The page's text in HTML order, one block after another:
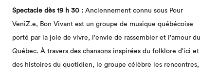
Spectacle dès 19 h 30 : Anciennement connu sous Pour
VeniZ.e, Bon Vivant est un groupe de musique québécoise
porté par la joie de vivre, l'envie de rassembler et l'amour du
Québec. À travers des chansons inspirées du folklore d'ici et
des histoires du quotidien, le groupe célèbre les rencontres,